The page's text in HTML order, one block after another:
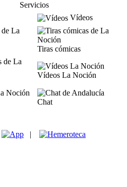
Servicios
Vídeos
Tiras cómicas
Vídeos La Noción
Chat
|